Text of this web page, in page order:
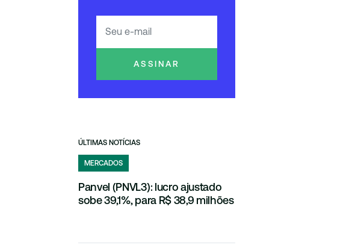
ASSINAR
ÚLTIMAS NOTÍCIAS
MERCADOS
Panvel (PNVL3): lucro ajustado
sobe 39,1%, para R$ 38,9 milhões